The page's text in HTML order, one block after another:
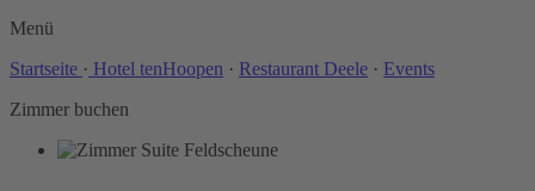
Menü
Startseite · Hotel tenHoopen · Restaurant Deele · Events
Zimmer buchen